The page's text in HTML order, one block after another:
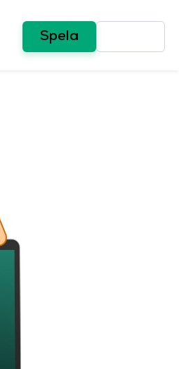
Spela